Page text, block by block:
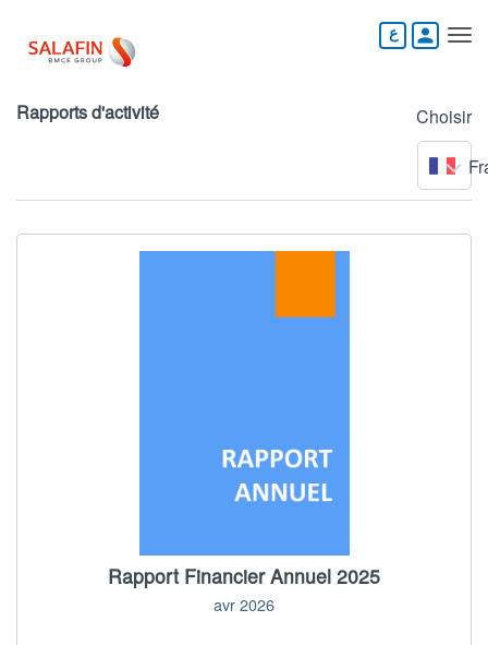
contenu
principal
person
Rapports d'activité
Choisir
Rapport Financier Annuel 2025
avr 2026